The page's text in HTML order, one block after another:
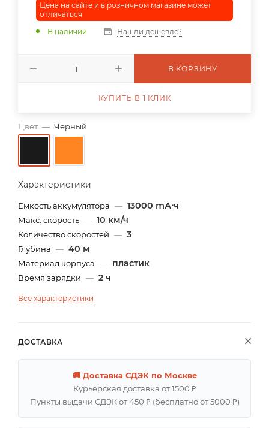
Цвет — Черный
Характеристики
Емкость аккумулятора — 13000 mА⋅ч
Макс. скорость — 10 км/ч
Количество скоростей — 3
Глубина — 40 м
Материал корпуса — пластик
Время зарядки — 2 ч
Все характеристики
ДОСТАВКА
🚚 Доставка СДЭК по Москве
Курьерская доставка от 1500 ₽
Пункты выдачи СДЭК от 450 ₽ (бесплатно от 5000 ₽)
Цена на сайте и в розничном магазине может
отличаться
В наличии
Нашли дешевле?
В КОРЗИНУ
КУПИТЬ В 1 КЛИК